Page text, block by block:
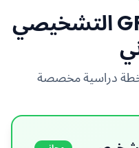
اختبار GRE General التشخيصي
دراسية مخصصة